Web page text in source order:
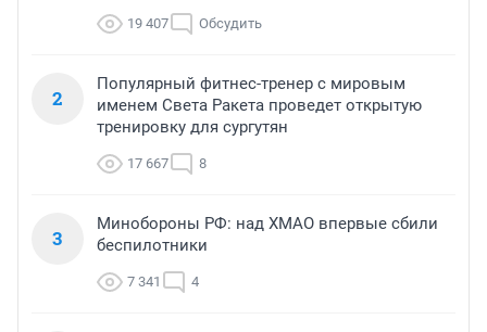
19 407 Обсудить
2
Популярный фитнес-тренер с мировым
именем Света Ракета проведет открытую
тренировку для сургутян
17 667 8
3
Минобороны РФ: над ХМАО впервые сбили
беспилотники
7 341 4